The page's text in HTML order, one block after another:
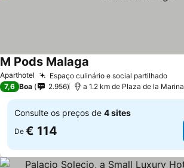
Aparthotel Espaço culinário e social partilhado
M Pods Malaga
7,6 Boa 2.956 a 1.2 km de Plaza de la Marina
Consulte os preços de 4 sites
De € 114